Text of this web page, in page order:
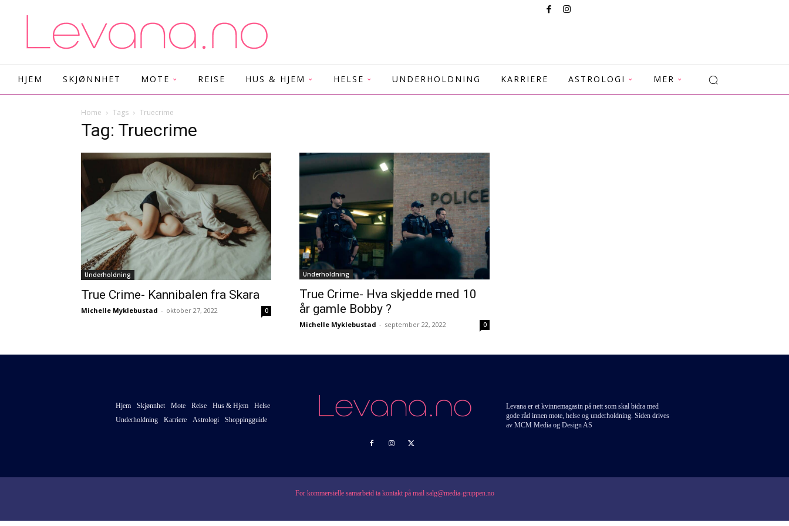
HJEM SKJØNNHET MOTE REISE HUS & HJEM HELSE UNDERHOLDNING KARRIERE ASTROLOGI MER
Home Tags Truecrime
Tag: Truecrime
Underholdning
True Crime- Kannibalen fra Skara
Michelle Myklebustad - oktober 27, 2022 0
Underholdning
True Crime- Hva skjedde med 10
år gamle Bobby ?
Michelle Myklebustad - september 22, 2022 0
Hjem Skjønnhet Mote Reise Hus & Hjem
Helse
Underholdning
Karriere Astrologi Shoppingguide
Levana er et kvinnemagasin på nett som skal bidra med
gode råd innen mote, helse og underholdning. Siden drives
av MCM Media og Design AS
For kommersielle samarbeid ta kontakt på mail salg@media-gruppen.no